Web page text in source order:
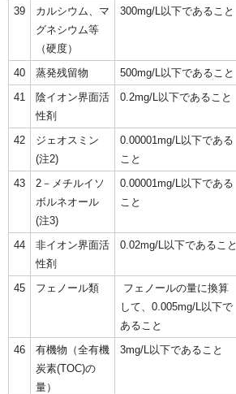
39
カルシウム、マ
グネシウム等
（硬度）
300mg/L以下であること
40 蒸発残留物 500mg/L以下であること
41
陰イオン界面活
性剤
0.2mg/L以下であること
42
ジェオスミン
(注2)
0.00001mg/L以下である
こと
43
2－メチルイソ
ボルネオール
(注3)
0.00001mg/L以下である
こと
44
非イオン界面活
性剤
0.02mg/L以下であること
45 フェノール類
フェノールの量に換算
して、0.005mg/L以下で
あること
46
有機物（全有機
炭素(TOC)の
量）
3mg/L以下であること